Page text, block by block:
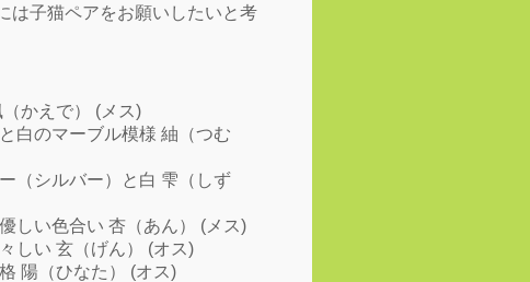
は子猫ペアをお願いしたいと考
かえで） (メス)
白のマーブル模様 紬（つむ
（シルバー）と白 雫（しず
しい色合い 杏（あん） (メス)
しい 玄（げん） (オス)
陽（ひなた） (オス)